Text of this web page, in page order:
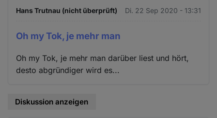
Hans Trutnau (nicht überprüft) Di. 22 Sep 2020 - 13:31
Oh my Tok, je mehr man
Oh my Tok, je mehr man darüber liest und hört,
desto abgründiger wird es...
Diskussion anzeigen